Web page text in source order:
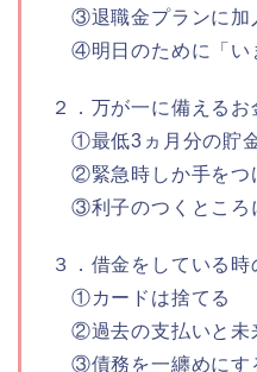
③退職金プランに加
④明日のために「い
２．万が一に備える
①最低3ヵ月分の貯
②緊急時しか手をつ
③利子のつくところ
３．借金をしている時
①カードは捨てる
②過去の支払いと未
③債務を一纏めにす